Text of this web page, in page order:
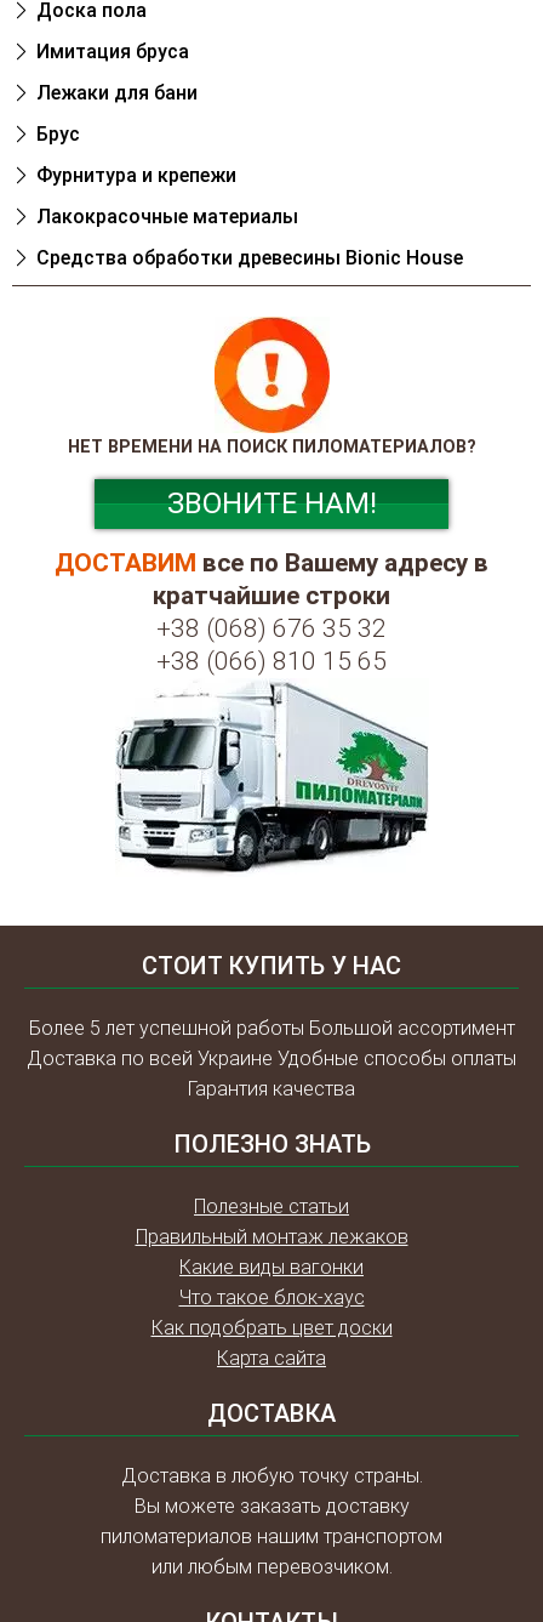
Доска пола
Имитация бруса
Лежаки для бани
Брус
Фурнитура и крепежи
Лакокрасочные материалы
Cредства обработки древесины Bionic House
НЕТ ВРЕМЕНИ НА ПОИСК ПИЛОМАТЕРИАЛОВ?
ЗВОНИТЕ НАМ!
ДОСТАВИМ все по Вашему адресу в
кратчайшие строки
+38 (068) 676 35 32
+38 (066) 810 15 65
СТОИТ КУПИТЬ У НАС
Более 5 лет успешной работы Большой ассортимент
Доставка по всей Украине Удобные способы оплаты
Гарантия качества
ПОЛЕЗНО ЗНАТЬ
Полезные статьи
Правильный монтаж лежаков
Какие виды вагонки
Что такое блок-хаус
Как подобрать цвет доски
Карта сайта
ДОСТАВКА
Доставка в любую точку страны.
Вы можете заказать доставку
пиломатериалов нашим транспортом
или любым перевозчиком.